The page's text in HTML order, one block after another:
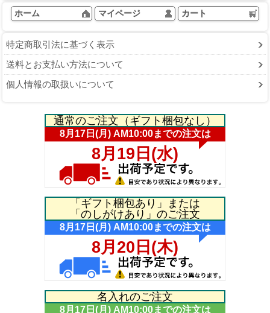
ホーム マイページ カート
特定商取引法に基づく表示
送料とお支払い方法について
個人情報の取扱いについて
通常のご注文（ギフト梱包なし）
「ギフト梱包あり」または
「のしがけあり」のご注文
名入れのご注文